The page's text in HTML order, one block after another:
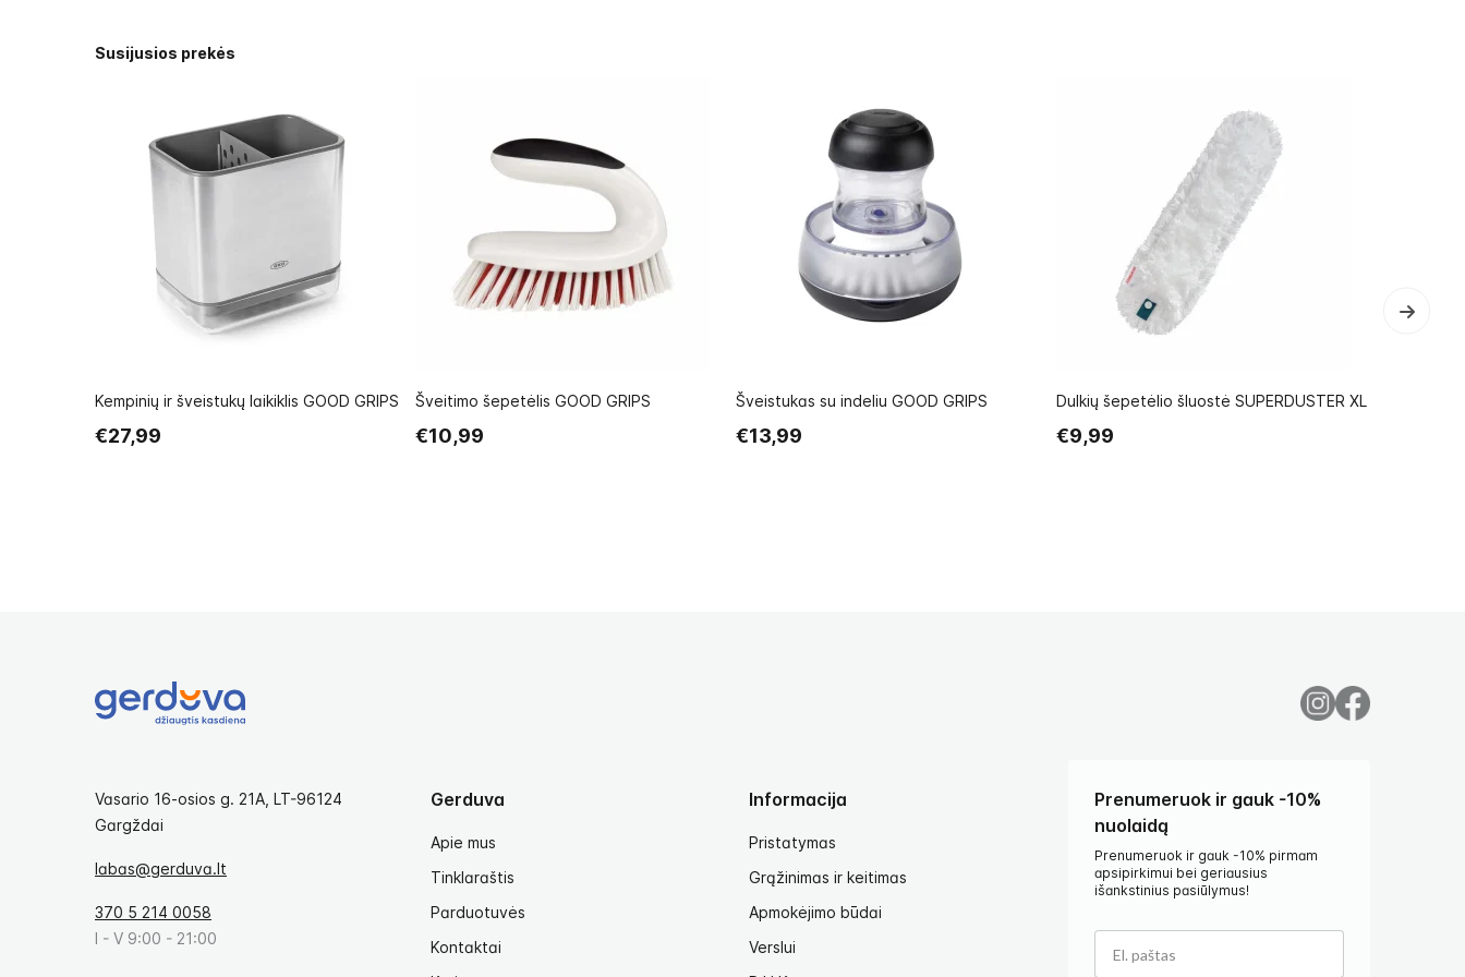
Susijusios prekės
Kempinių ir šveistukų laikiklis GOOD GRIPS
€27,99
Šveitimo šepetėlis GOOD GRIPS
€10,99
Šveistukas su indeliu GOOD GRIPS
€13,99
Dulkių šepetėlio šluostė SUPERDUSTER XL
€9,99
Vasario 16-osios g. 21A, LT-96124
Gargždai
labas@gerduva.lt
370 5 214 0058
I - V 9:00 - 21:00
Gerduva
Apie mus
Tinklaraštis
Parduotuvės
Kontaktai
Informacija
Pristatymas
Grąžinimas ir keitimas
Apmokėjimo būdai
Verslui
Prenumeruok ir gauk -10%
nuolaidą
Prenumeruok ir gauk -10% pirmam
apsipirkimui bei geriausius
išankstinius pasiūlymus!